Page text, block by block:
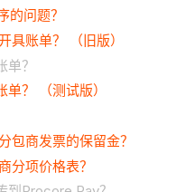
问题？
具账单？ （旧版）
？
？ （测试版）
包商发票的保留金？
分项价格表？